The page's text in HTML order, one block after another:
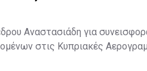
Αναστασιάδη για
στις Κυπριακές